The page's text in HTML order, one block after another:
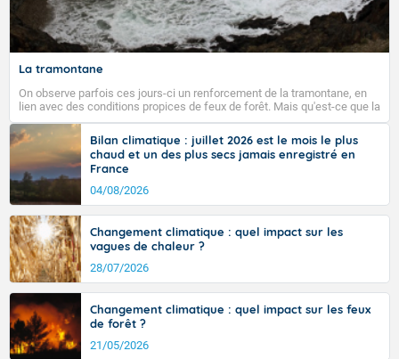
La tramontane
On observe parfois ces jours-ci un renforcement de la tramontane, en
lien avec des conditions propices de feux de forêt. Mais qu'est-ce que la
tramontane ? Quelles sont ses caractéristiques ? La tramontane est un
vent turbulent soufflant de secteur nord-ouest à nord, ou ouest à nord-
ouest, dans un secteur qui part du Roussillon à la vallée de l’Aude et à
l’ouest de l’Hérault. L’étymologie de ce vent vient du latin trasmontanus,
signifiant au-delà des monts, en allusion aux régions montagneuses
d’où provient ce vent.
Bilan climatique : juillet 2026 est le mois le plus
chaud et un des plus secs jamais enregistré en
France
04/08/2026
Changement climatique : quel impact sur les
vagues de chaleur ?
28/07/2026
Changement climatique : quel impact sur les feux
de forêt ?
21/05/2026